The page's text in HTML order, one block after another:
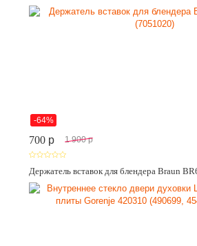
-64%
700 p 1 900 p
Держатель вставок для блендера Braun